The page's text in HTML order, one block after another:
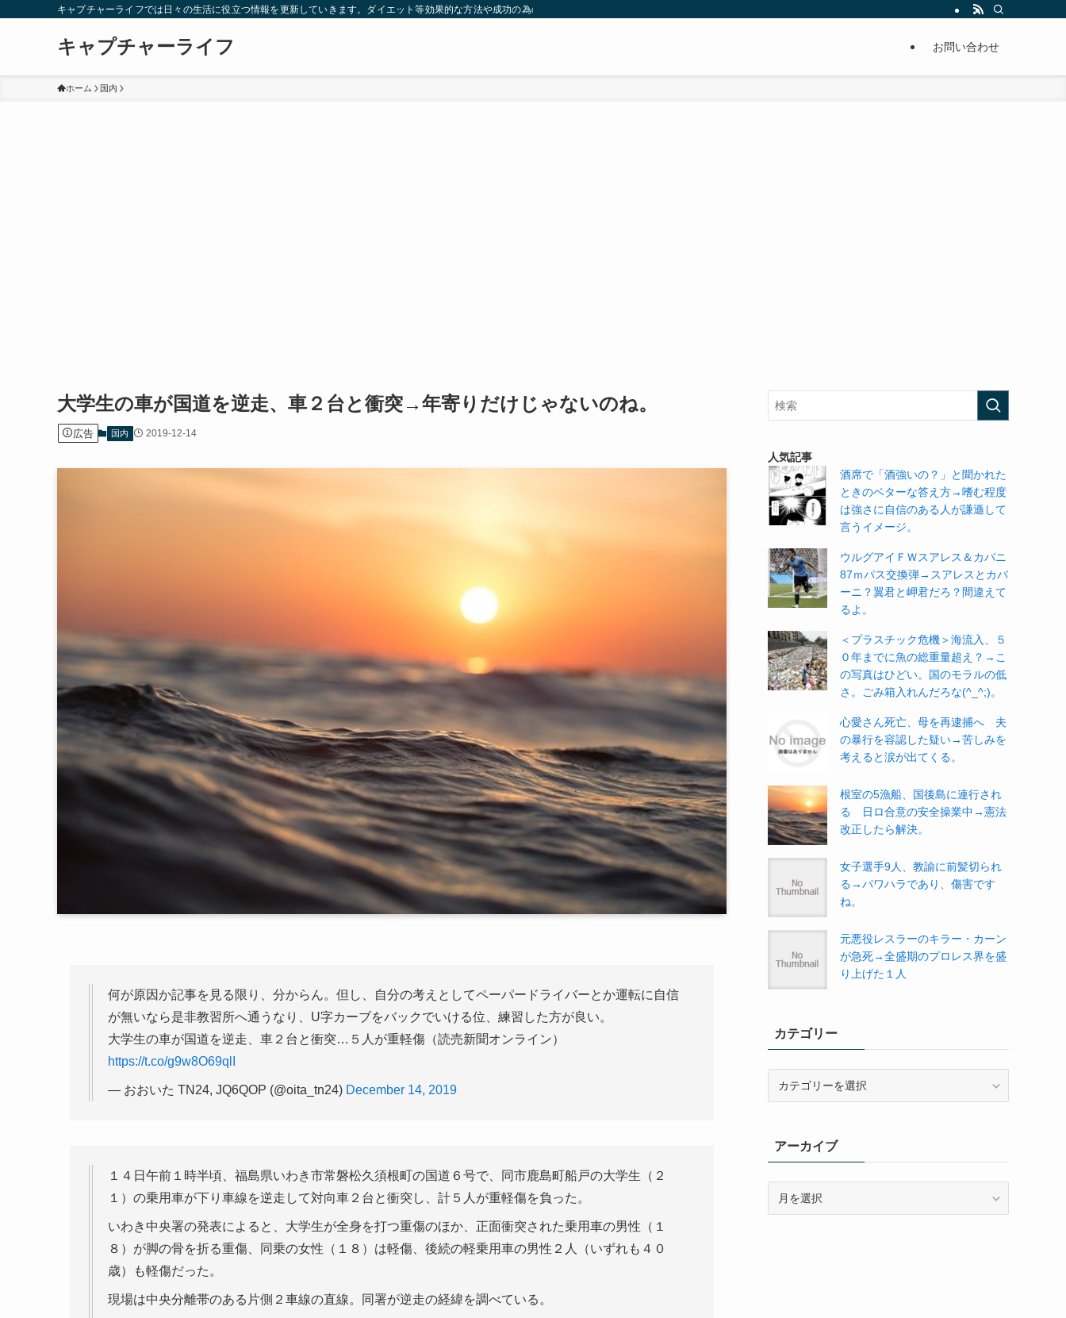
キャプチャーライフでは日々の生活に役立つ情報を更新していきます。ダイエット等効果的な方法や成功の為の秘訣等。太ったり悩んでいる方々が簡単に痩せることが出来るように分かりやすくまとめています。
キャプチャーライフ お問い合わせ
ホーム 国内
大学生の車が国道を逆走、車２台と衝突→年寄りだけじゃないのね。
広告 国内 2019-12-14
何が原因か記事を見る限り、分からん。但し、自分の考えとしてペーパードライバーとか運転に自信
が無いなら是非教習所へ通うなり、U字カーブをバックでいける位、練習した方が良い。
大学生の車が国道を逆走、車２台と衝突…５人が重軽傷（読売新聞オンライン）
https://t.co/g9w8O69qlI
— おおいた TN24, JQ6QOP (@oita_tn24) December 14, 2019
１４日午前１時半頃、福島県いわき市常磐松久須根町の国道６号で、同市鹿島町船戸の大学生（２
１）の乗用車が下り車線を逆走して対向車２台と衝突し、計５人が重軽傷を負った。
いわき中央署の発表によると、大学生が全身を打つ重傷のほか、正面衝突された乗用車の男性（１
８）が脚の骨を折る重傷、同乗の女性（１８）は軽傷、後続の軽乗用車の男性２人（いずれも４０
歳）も軽傷だった。
現場は中央分離帯のある片側２車線の直線。同署が逆走の経緯を調べている。
人気記事
酒席で「酒強いの？」と聞かれた
ときのベターな答え方→嗜む程度
は強さに自信のある人が謙遜して
言うイメージ。
ウルグアイＦＷスアレス＆カバニ
87ｍパス交換弾→スアレスとカバ
ーニ？翼君と岬君だろ？間違えて
るよ。
＜プラスチック危機＞海流入、５
０年までに魚の総重量超え？→こ
の写真はひどい。国のモラルの低
さ。ごみ箱入れんだろな(^_^;)。
心愛さん死亡、母を再逮捕へ 夫
の暴行を容認した疑い→苦しみを
考えると涙が出てくる。
根室の5漁船、国後島に連行され
る 日ロ合意の安全操業中→憲法
改正したら解決。
女子選手9人、教諭に前髪切られ
る→パワハラであり、傷害です
ね。
元悪役レスラーのキラー・カーン
が急死→全盛期のプロレス界を盛
り上げた１人
カテゴリー
ーアーカイブ